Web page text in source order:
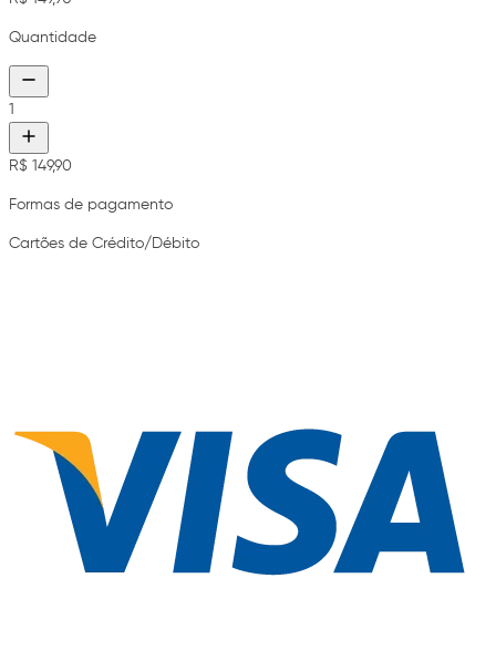
Quantidade
1
R$ 149,90
Formas de pagamento
Cartões de Crédito/Débito